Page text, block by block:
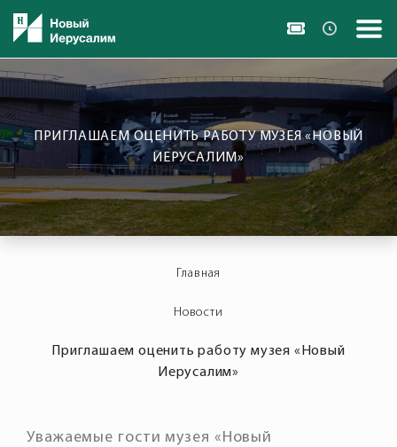
ПРИГЛАШАЕМ ОЦЕНИТЬ РАБОТУ МУЗЕЯ «НОВЫЙ
ИЕРУСАЛИМ»
Главная
Новости
Приглашаем оценить работу музея «Новый
Иерусалим»
Уважаемые гости музея «Новый